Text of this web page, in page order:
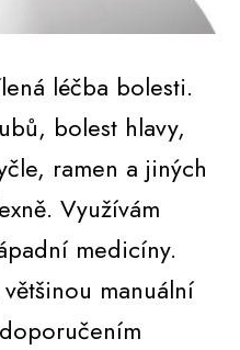
léčba bolesti.
bolest hlavy,
ramen a jiných
Využívám
medicíny.
manuální